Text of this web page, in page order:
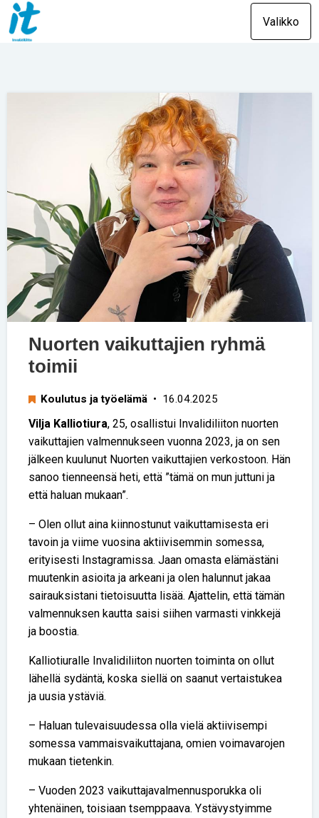
Valikko
Nuorten vaikuttajien ryhmä
toimii
Koulutus ja työelämä • 16.04.2025
Vilja Kalliotiura, 25, osallistui Invalidiliiton nuorten
vaikuttajien valmennukseen vuonna 2023, ja on sen
jälkeen kuulunut Nuorten vaikuttajien verkostoon. Hän
sanoo tienneensä heti, että ”tämä on mun juttuni ja
että haluan mukaan”.
– Olen ollut aina kiinnostunut vaikuttamisesta eri
tavoin ja viime vuosina aktiivisemmin somessa,
erityisesti Instagramissa. Jaan omasta elämästäni
muutenkin asioita ja arkeani ja olen halunnut jakaa
sairauksistani tietoisuutta lisää. Ajattelin, että tämän
valmennuksen kautta saisi siihen varmasti vinkkejä
ja boostia.
Kalliotiuralle Invalidiliiton nuorten toiminta on ollut
lähellä sydäntä, koska siellä on saanut vertaistukea
ja uusia ystäviä.
– Haluan tulevaisuudessa olla vielä aktiivisempi
somessa vammaisvaikuttajana, omien voimavarojen
mukaan tietenkin.
– Vuoden 2023 vaikuttajavalmennusporukka oli
yhtenäinen, toisiaan tsemppaava. Ystävystyimme